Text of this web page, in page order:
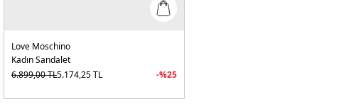
Love Moschino
Kadın Sandalet
6.899,00TL5.174,25TL -%25